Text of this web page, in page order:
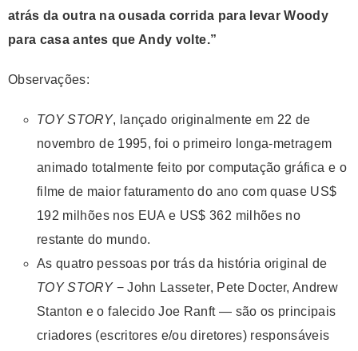
atrás da outra na ousada corrida para levar Woody
para casa antes que Andy volte.”
Observações:
TOY STORY, lançado originalmente em 22 de
novembro de 1995, foi o primeiro longa-metragem
animado totalmente feito por computação gráfica e o
filme de maior faturamento do ano com quase US$
192 milhões nos EUA e US$ 362 milhões no
restante do mundo.
As quatro pessoas por trás da história original de
TOY STORY− John Lasseter, Pete Docter, Andrew
Stanton e o falecido Joe Ranft — são os principais
criadores (escritores e/ou diretores) responsáveis